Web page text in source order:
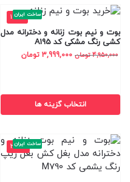
-19%
بوت و نیم بوت زنانه و دخترانه مدل
کشی رنگ مشکی کد A195
4,950,000 تومان 3,999,000 تومان
ساخت ایران
انتخاب گزینه ها
-20%
ساخت ایران